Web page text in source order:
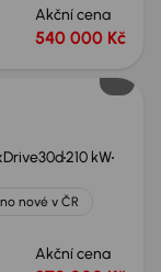
Akční cena
540 000 Kč
210 kW
nové v ČR
Akční cena